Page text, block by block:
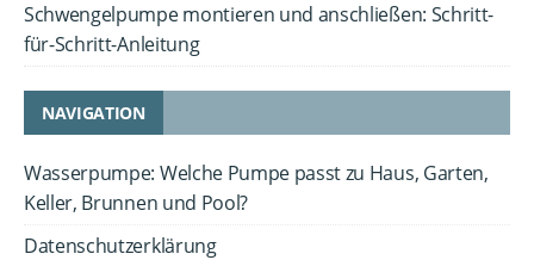
Schwengelpumpe montieren und anschließen: Schritt-
für-Schritt-Anleitung
NAVIGATION
Wasserpumpe: Welche Pumpe passt zu Haus, Garten,
Keller, Brunnen und Pool?
Datenschutzerklärung